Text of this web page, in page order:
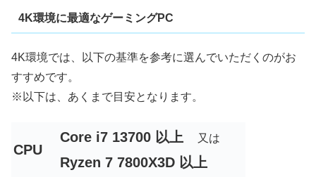
4K環境に最適なゲーミングPC
4K環境では、以下の基準を参考に選んでいただくのがお
すすめです。
※以下は、あくまで目安となります。
CPU
Core i7 13700 以上 又は
Ryzen 7 7800X3D 以上